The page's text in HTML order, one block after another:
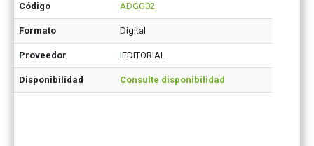
Código ADGG02
Formato Digital
Proveedor IEDITORIAL
Disponibilidad Consulte disponibilidad